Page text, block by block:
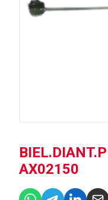
AX02150